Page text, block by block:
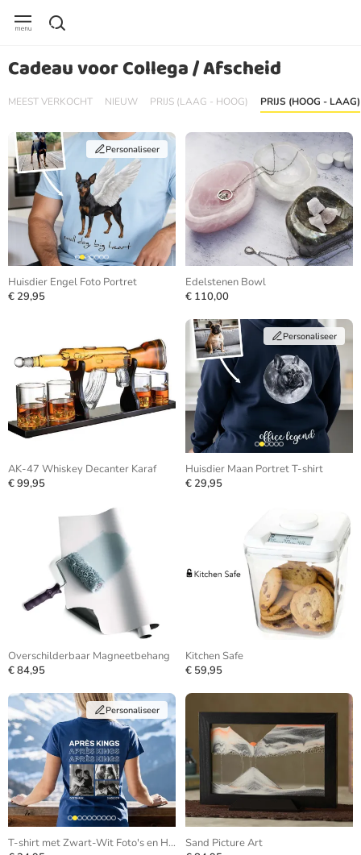
Cadeau voor Collega / Afscheid
MEEST VERKOCHT NIEUW PRIJS (LAAG - HOOG) PRIJS (HOOG - LAAG)
Personaliseer
Huisdier Engel Foto Portret
€ 29,95
Edelstenen Bowl
€ 110,00
AK-47 Whiskey Decanter Karaf
€ 99,95
Personaliseer
Huisdier Maan Portret T-shirt
€ 29,95
Overschilderbaar Magneetbehang
€ 84,95
Kitchen Safe
€ 59,95
Personaliseer
T-shirt met Zwart-Wit Foto's en Herhalende Tekst
Sand Picture Art